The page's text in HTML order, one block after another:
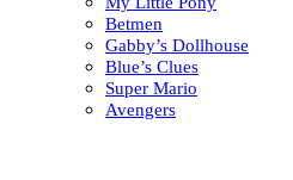
Betmen
Gabby’s Dollhouse
Blue’s Clues
Super Mario
Avengers